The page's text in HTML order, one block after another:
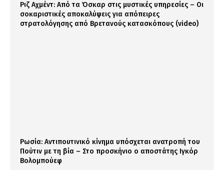
Ριζ Αχμέντ: Από τα Όσκαρ στις μυστικές υπηρεσίες – Οι
σοκαριστικές αποκαλύψεις για απόπειρες
στρατολόγησης από Βρετανούς κατασκόπους (video)
Ρωσία: Αντιπουτινικό κίνημα υπόσχεται ανατροπή του
Πούτιν με τη βία – Στο προσκήνιο ο αποστάτης Ιγκόρ
Βολομπούεφ